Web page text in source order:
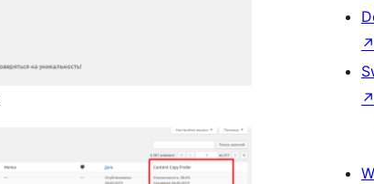
↗
↗